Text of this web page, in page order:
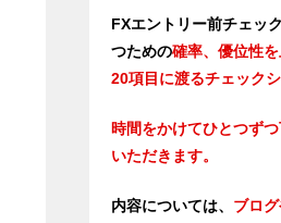
FXエントリー前チェッ
つための確率、優位性
20項目に渡るチェック
時間をかけてひとつず
いただきます。
内容については、 ブロ